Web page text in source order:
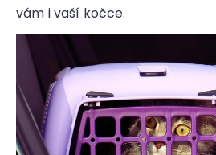
vám i vaší kočce.